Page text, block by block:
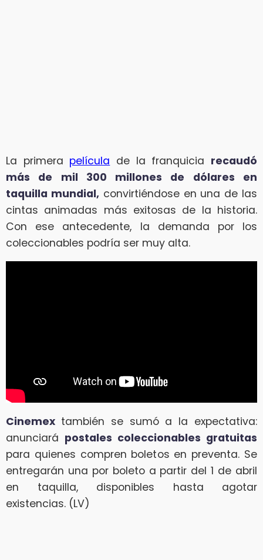
La primera película de la franquicia recaudó
más de mil 300 millones de dólares en
taquilla mundial,convirtiéndose en una de las
cintas animadas más exitosas de la historia.
Con ese antecedente, la demanda por los
coleccionables podría ser muy alta.
Cinemex también se sumó a la expectativa:
anunciará postales coleccionables gratuitas
para quienes compren boletos en preventa. Se
entregarán una por boleto a partir del 1 de abril
en taquilla, disponibles hasta agotar
existencias. (LV)